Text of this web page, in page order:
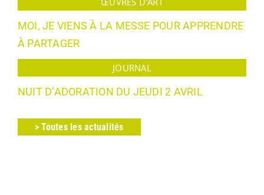
MOI, JE VIENS À LA MESSE POUR APPRENDRE
À PARTAGER
JOURNAL
NUIT D’ADORATION DU JEUDI 2 AVRIL
> Toutes les actualités